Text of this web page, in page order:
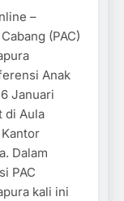
–
(PAC)
Anak
Januari
di Aula
Dalam
PAC
kali ini